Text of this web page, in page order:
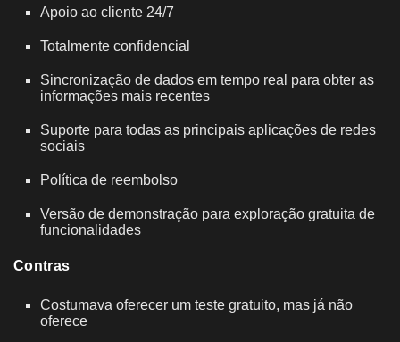
Apoio ao cliente 24/7
Totalmente confidencial
Sincronização de dados em tempo real para obter as
informações mais recentes
Suporte para todas as principais aplicações de redes
sociais
Política de reembolso
Versão de demonstração para exploração gratuita de
funcionalidades
Contras
Costumava oferecer um teste gratuito, mas já não
oferece